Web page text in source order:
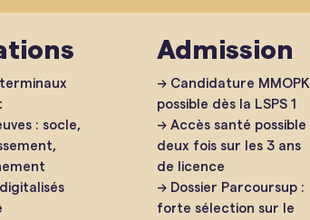
: socle,
Admission
→ Candidature MMOPK
possible dès la LSPS 1
→ Accès santé possible
deux fois sur les 3 ans
de licence
→ Dossier Parcoursup :
forte sélection sur le